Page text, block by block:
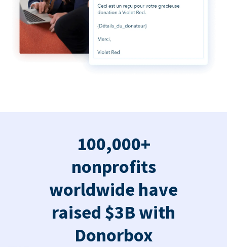
100,000+
nonprofits
worldwide have
raised $3B with
Donorbox